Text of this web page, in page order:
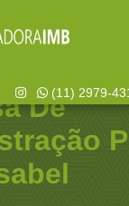
(11) 2979-
De